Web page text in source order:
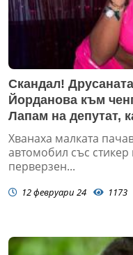
Скандал!
Йорданова към
Лапам на депутат,
д*хате!
Хванаха малката
автомобил със
перверзен...
12 февруари 24 1173